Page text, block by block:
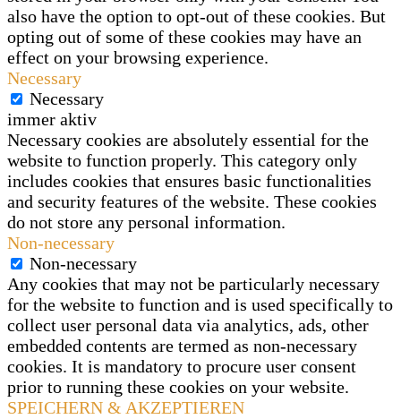
also have the option to opt-out of these cookies. But
opting out of some of these cookies may have an
effect on your browsing experience.
Necessary
Necessary
immer aktiv
Necessary cookies are absolutely essential for the
website to function properly. This category only
includes cookies that ensures basic functionalities
and security features of the website. These cookies
do not store any personal information.
Non-necessary
Non-necessary
Any cookies that may not be particularly necessary
for the website to function and is used specifically to
collect user personal data via analytics, ads, other
embedded contents are termed as non-necessary
cookies. It is mandatory to procure user consent
prior to running these cookies on your website.
SPEICHERN & AKZEPTIEREN